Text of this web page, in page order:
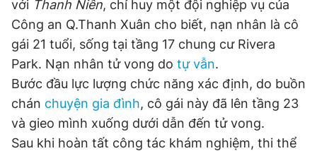
Hotline
0906 645 777
Liên hệ quảng cáo
0908 780 404
Đặt báo Quảng cáo RSS Tòa soạn
Tổng biên tập: Nguyễn Ngọc Toàn
Phó tổng biên tập thường trực: Hải Thành
Phó tổng biên tập: Lâm Hiếu Dũng
Phó tổng biên tập: Trần Việt Hưng
Tổng thư ký tòa soạn: Đức Trung
với Thanh Niên, chỉ huy một đội nghiệp vụ của
Công an Q.Thanh Xuân cho biết, nạn nhân là cô
gái 21 tuổi, sống tại tầng 17 chung cư Rivera
Park. Nạn nhân tử vong do tự vẫn.
Bước đầu lực lượng chức năng xác định, do buồn
chán chuyện gia đình, cô gái này đã lên tầng 23
và gieo mình xuống dưới dẫn đến tử vong.
Sau khi hoàn tất công tác khám nghiệm, thi thể